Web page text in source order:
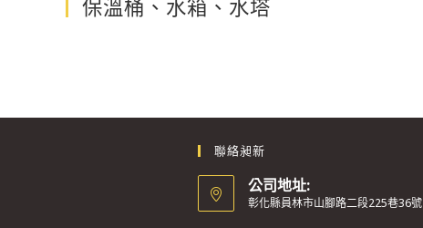
保溫桶、水箱、水塔
聯絡昶新
公司地址:
彰化縣員林市山腳路二段225巷36號